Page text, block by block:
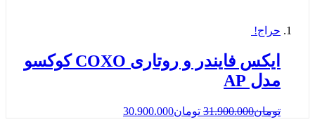
حراج!
ایکس فایندر و روتاری COXO كوكسو
مدل AP
تومان31.900.000 تومان30.900.000